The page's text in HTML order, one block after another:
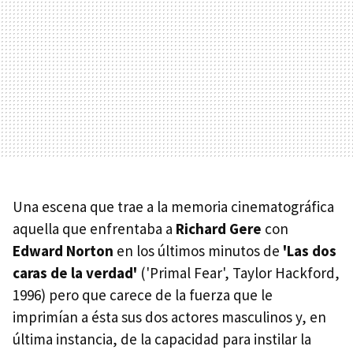
Una escena que trae a la memoria cinematográfica
aquella que enfrentaba a Richard Gere con
Edward Norton en los últimos minutos de 'Las dos
caras de la verdad' ('Primal Fear', Taylor Hackford,
1996) pero que carece de la fuerza que le
imprimían a ésta sus dos actores masculinos y, en
última instancia, de la capacidad para instilar la